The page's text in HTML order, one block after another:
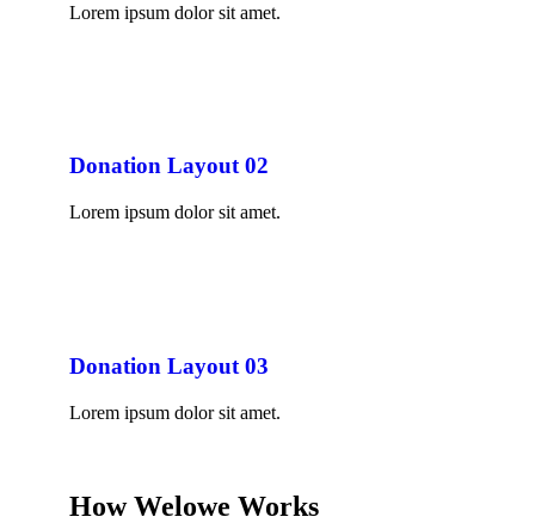
Lorem ipsum dolor sit amet.
Donation Layout 02
Lorem ipsum dolor sit amet.
Donation Layout 03
Lorem ipsum dolor sit amet.
How Welowe Works